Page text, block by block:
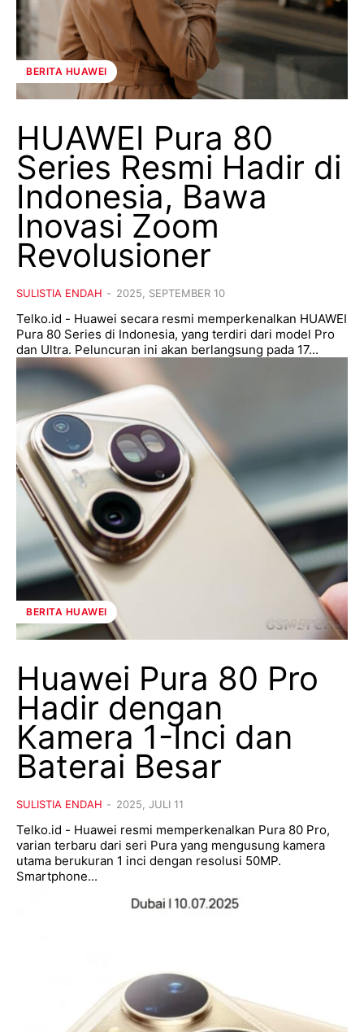
BERITA HUAWEI
HUAWEI Pura 80
Series Resmi Hadir di
Indonesia, Bawa
Inovasi Zoom
Revolusioner
SULISTIA ENDAH - 2025, SEPTEMBER 10
Telko.id - Huawei secara resmi memperkenalkan HUAWEI
Pura 80 Series di Indonesia, yang terdiri dari model Pro
dan Ultra. Peluncuran ini akan berlangsung pada 17...
BERITA HUAWEI
Huawei Pura 80 Pro
Hadir dengan
Kamera 1-Inci dan
Baterai Besar
SULISTIA ENDAH - 2025, JULI 11
Telko.id - Huawei resmi memperkenalkan Pura 80 Pro,
varian terbaru dari seri Pura yang mengusung kamera
utama berukuran 1 inci dengan resolusi 50MP.
Smartphone...